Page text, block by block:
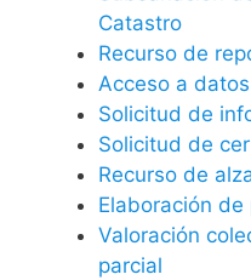
Catastro
Recurso de
Acceso a
Solicitud de
Solicitud de
Recurso de
Elaboración
Valoración
parcial